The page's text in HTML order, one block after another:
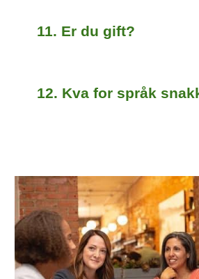
11. Er du gift?
12. Kva for språk